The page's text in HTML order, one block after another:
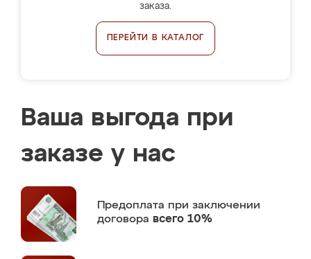
заказа.
ПЕРЕЙТИ В КАТАЛОГ
Ваша выгода при
заказе у нас
Предоплата при заключении
договора всего 10%